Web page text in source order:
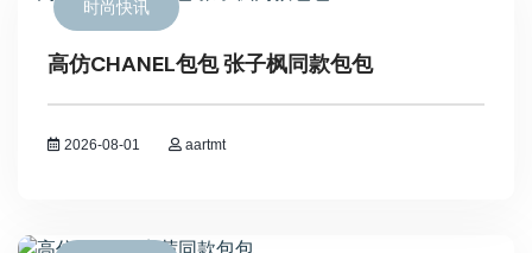
时尚快讯
高仿CHANEL包包 张子枫同款包包
2026-08-01 aartmt